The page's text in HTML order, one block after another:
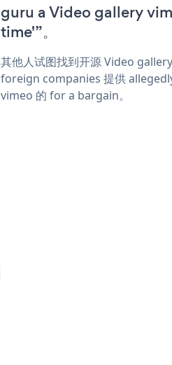
guru a Video gallery
time'”。
其他人试图找到开源 Video
foreign companies 提供
vimeo 的 for a bargain。